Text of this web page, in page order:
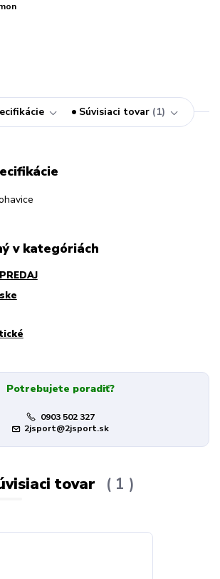
Súvisiaci tovar 1
v kategóriách
Potrebujete poradiť?
0903 502 327
2jsport@2jsport.sk
tovar 1